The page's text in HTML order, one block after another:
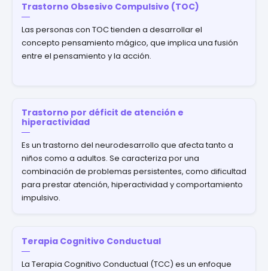
Trastorno Obsesivo Compulsivo (TOC)
Las personas con TOC tienden a desarrollar el
concepto pensamiento mágico, que implica una fusión
entre el pensamiento y la acción.
Trastorno por déficit de atención e
hiperactividad
Es un trastorno del neurodesarrollo que afecta tanto a
niños como a adultos. Se caracteriza por una
combinación de problemas persistentes, como dificultad
para prestar atención, hiperactividad y comportamiento
impulsivo.
Terapia Cognitivo Conductual
La Terapia Cognitivo Conductual (TCC) es un enfoque